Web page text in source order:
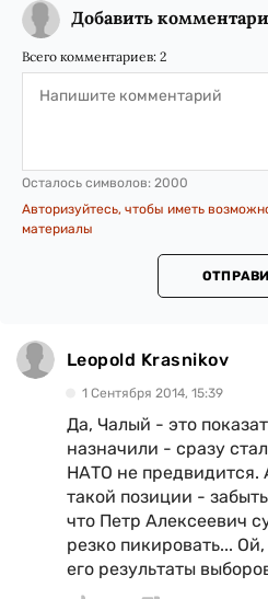
Добавить
Всего комментариев: 2
Осталось символов: 2000
Авторизуйтесь, чтобы иметь
материалы
Leopold Krasnikov
1 Сентября 2014, 15:39
Да, Чалый - это
назначили - сразу
НАТО не предвидится.
такой позиции -
что Петр Алексеевич
резко пикировать...
его результаты